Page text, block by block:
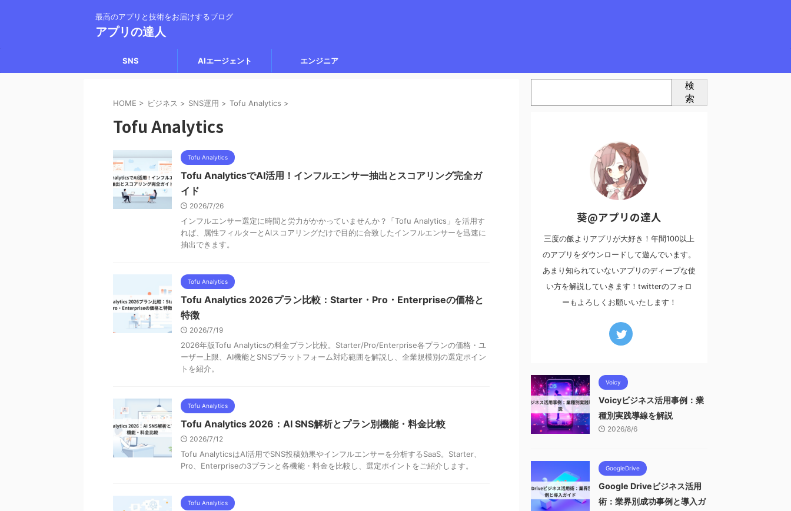
最高のアプリと技術をお届けするブログ
アプリの達人
SNS AIエージェント エンジニア
HOME > ビジネス > SNS運用 > Tofu Analytics >
Tofu Analytics
Tofu Analytics
Tofu AnalyticsでAI活用！インフルエンサー抽出とスコアリング完全ガ
イド
2026/7/26
インフルエンサー選定に時間と労力がかかっていませんか？「Tofu Analytics」を活用す
れば、属性フィルターとAIスコアリングだけで目的に合致したインフルエンサーを迅速に
抽出できます。
Tofu Analytics
Tofu Analytics 2026プラン比較：Starter・Pro・Enterpriseの価格と
特徴
2026/7/19
2026年版Tofu Analyticsの料金プラン比較。Starter/Pro/Enterprise各プランの価格・ユ
ーザー上限、AI機能とSNSプラットフォーム対応範囲を解説し、企業規模別の選定ポイン
トを紹介。
Tofu Analytics
Tofu Analytics 2026：AI SNS解析とプラン別機能・料金比較
2026/7/12
Tofu AnalyticsはAI活用でSNS投稿効果やインフルエンサーを分析するSaaS。Starter、
Pro、Enterpriseの3プランと各機能・料金を比較し、選定ポイントをご紹介します。
Tofu Analytics
検
索
葵@アプリの達人
三度の飯よりアプリが大好き！年間100以上
のアプリをダウンロードして遊んでいます。
あまり知られていないアプリのディープな使
い方を解説していきます！twitterのフォロ
ーもよろしくお願いいたします！
Voicy
Voicyビジネス活用事例：業
種別実践導線を解説
2026/8/6
GoogleDrive
Google Driveビジネス活用
術：業界別成功事例と導入ガ